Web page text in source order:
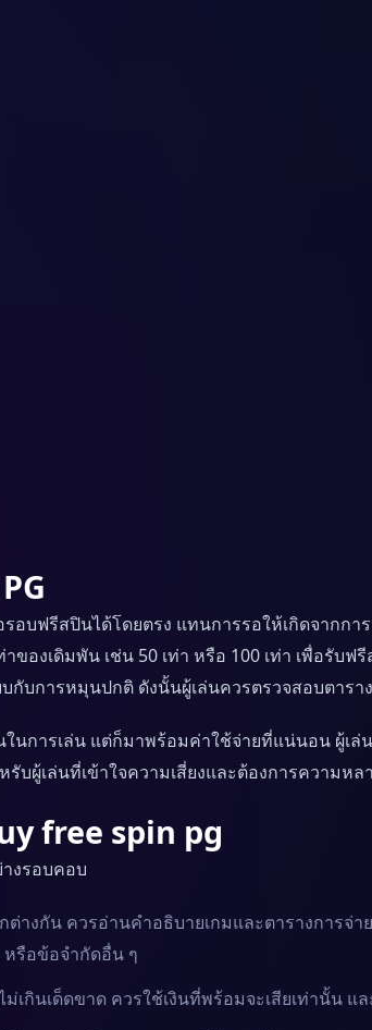
อบฟรีสปินได้โดยตรง แทนการรอให้เกิดจากก
องเดิมพัน เช่น 50 เท่า หรือ 100 เท่า เพื่อรับ
กับการหมุนปกติ ดังนั้นผู้เล่นควรตรวจสอบตารา
นการเล่น แต่ก็มาพร้อมค่าใช้จ่ายที่แน่นอน ผู้เล่
บผู้เล่นที่เข้าใจความเสี่ยงและต้องการความหล
free spin pg
งรอบคอบ
างกัน ควรอ่านคำอธิบายเกมและตารางการจ่า
รือข้อจำกัดอื่น ๆ
เกินเด็ดขาด ควรใช้เงินที่พร้อมจะเสียเท่านั้น แ